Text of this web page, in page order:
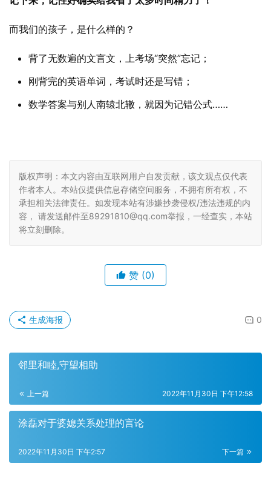
而我们的孩子，是什么样的？
背了无数遍的文言文，上考场“突然”忘记；
刚背完的英语单词，考试时还是写错；
数学答案与别人南辕北辙，就因为记错公式……
版权声明：本文内容由互联网用户自发贡献，该文观点仅代表
作者本人。本站仅提供信息存储空间服务，不拥有所有权，不
承担相关法律责任。如发现本站有涉嫌抄袭侵权/违法违规的内
容， 请发送邮件至89291810@qq.com举报，一经查实，本站
将立刻删除。
赞 (0)
0
生成海报
邻里和睦,守望相助
上一篇 2022年11月30日 下午12:58
涂磊对于婆媳关系处理的言论
下一篇
2022年11月30日 下午2:57